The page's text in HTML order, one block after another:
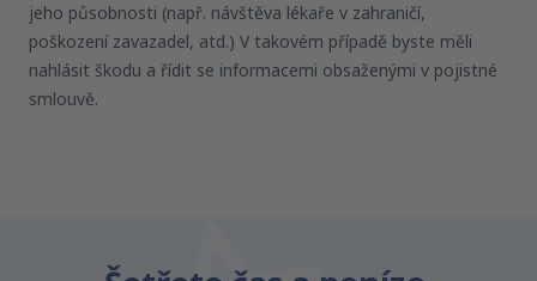
jeho působnosti (např. návštěva lékaře v zahraničí,
poškození zavazadel, atd.) V takovém případě byste měli
nahlásit škodu a řídit se informacemi obsaženými v pojistné
smlouvě.